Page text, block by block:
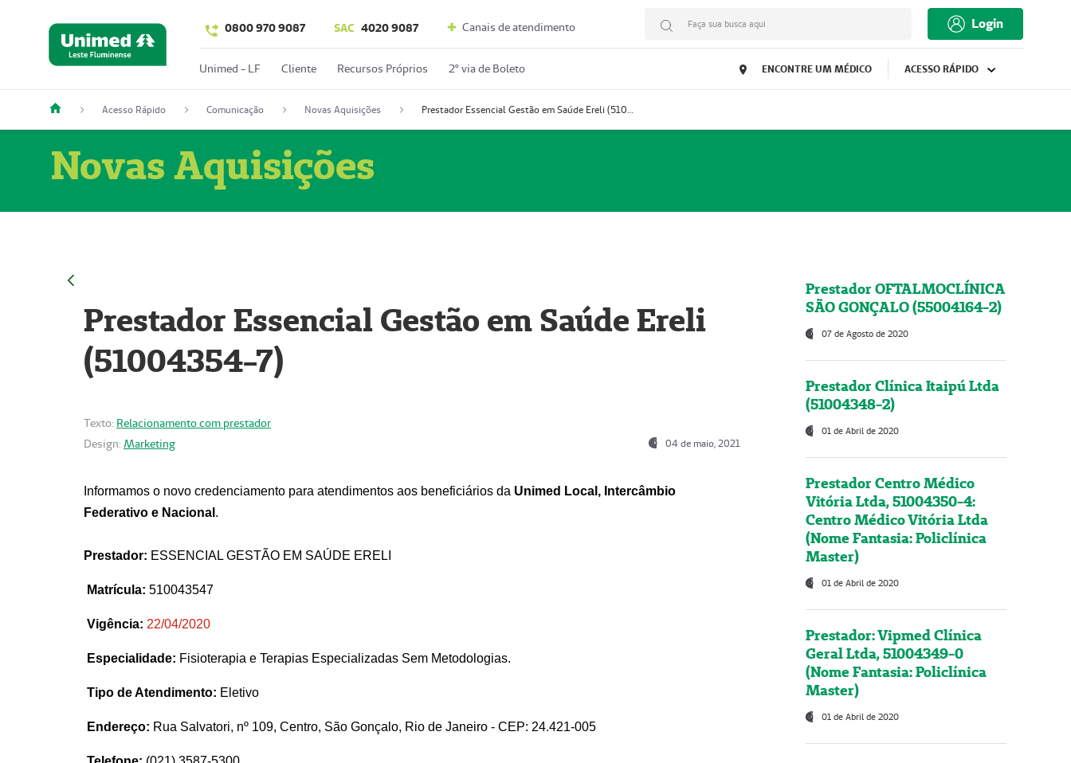
0800 970 9087 SAC 4020 9087 Canais de atendimento Faça sua busca aqui Login
Unimed - LF Cliente Recursos Próprios 2º via de Boleto ENCONTRE UM MÉDICO ACESSO RÁPIDO
Acesso Rápido Comunicação Novas Aquisições Prestador Essencial Gestão em Saúde Ereli (51004354-7)
Novas Aquisições
Prestador Essencial Gestão em Saúde Ereli
(51004354-7)
Texto: Relacionamento com prestador
Design: Marketing 04 de maio, 2021
Informamos o novo credenciamento para atendimentos aos beneficiários da Unimed Local, Intercâmbio
Federativo e Nacional .
Prestador: ESSENCIAL GESTÃO EM SAÚDE ERELI
Matrícula: 510043547
Vigência: 22/04/2020
Especialidade: Fisioterapia e Terapias Especializadas Sem Metodologias.
Tipo de Atendimento: Eletivo
Endereço: Rua Salvatori, nº 109, Centro, São Gonçalo, Rio de Janeiro - CEP: 24.421-005
Prestador OFTALMOCLÍNICA
SÃO GONÇALO (55004164-2)
07 de Agosto de 2020
Prestador Clínica Itaipú Ltda
(51004348-2)
01 de Abril de 2020
Prestador Centro Médico
Vitória Ltda, 51004350-4:
Centro Médico Vitória Ltda
(Nome Fantasia: Policlínica
Master)
01 de Abril de 2020
Prestador: Vipmed Clínica
Geral Ltda, 51004349-0
(Nome Fantasia: Policlínica
Master)
01 de Abril de 2020